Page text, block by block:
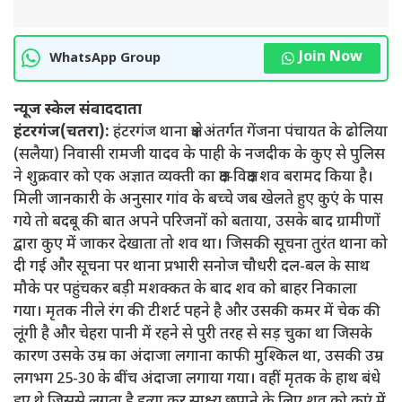
WhatsApp Group Join Now
न्यूज स्केल संवाददाता
हंटरगंज(चतरा): हंटरगंज थाना क्षेत्र अंतर्गत गेंजना पंचायत के ढोलिया
(सलैया) निवासी रामजी यादव के पाही के नजदीक के कुए से पुलिस
ने शुक्रवार को एक अज्ञात व्यक्ती का क्षत-विक्षत शव बरामद किया है।
मिली जानकारी के अनुसार गांव के बच्चे जब खेलते हुए कुएं के पास
गये तो बदबू की बात अपने परिजनों को बताया, उसके बाद ग्रामीणों
द्वारा कुए में जाकर देखाता तो शव था। जिसकी सूचना तुरंत थाना को
दी गई और सूचना पर थाना प्रभारी सनोज चौधरी दल-बल के साथ
मौके पर पहुंचकर बड़ी मशक्कत के बाद शव को बाहर निकाला
गया। मृतक नीले रंग की टीशर्ट पहने है और उसकी कमर में चेक की
लूंगी है और चेहरा पानी में रहने से पुरी तरह से सड़ चुका था जिसके
कारण उसके उम्र का अंदाजा लगाना काफी मुश्किल था, उसकी उम्र
लगभग 25-30 के बींच अंदाजा लगाया गया। वहीं मृतक के हाथ बंधे